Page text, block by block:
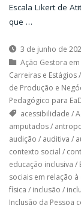
Escala Likert de
que …
3 de junho de
Ação Gestora
Carreiras e Estágios/
de Produção e
Pedagógico para
acessibilidade /
amputados/
audição / auditiva /
contexto social /
educação inclusiva /
sociais em relação à
física / inclusão /
Inclusão da Pessoa